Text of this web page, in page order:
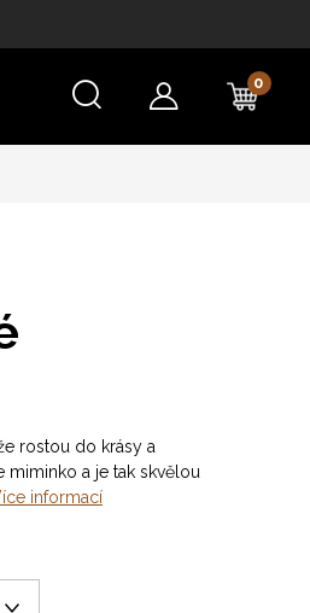
rostou do krásy a
miminko a je tak skvělou
informací